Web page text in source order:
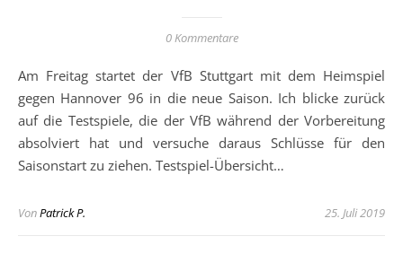
0 Kommentare
Am Freitag startet der VfB Stuttgart mit dem Heimspiel
gegen Hannover 96 in die neue Saison. Ich blicke zurück
auf die Testspiele, die der VfB während der Vorbereitung
absolviert hat und versuche daraus Schlüsse für den
Saisonstart zu ziehen. Testspiel-Übersicht…
VonPatrick P. 25. Juli 2019